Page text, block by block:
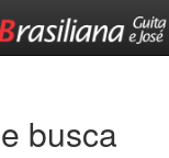
busca